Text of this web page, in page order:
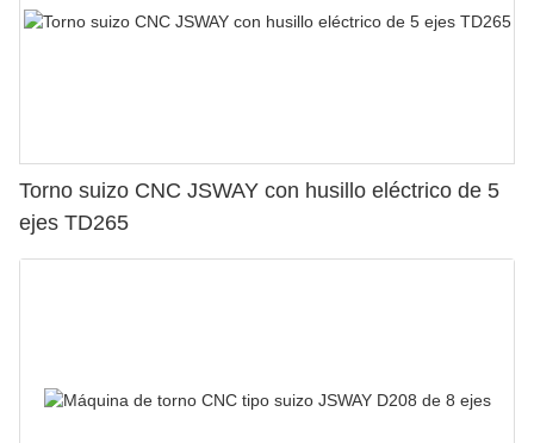
Torno suizo CNC JSWAY con husillo eléctrico de 5
ejes TD265